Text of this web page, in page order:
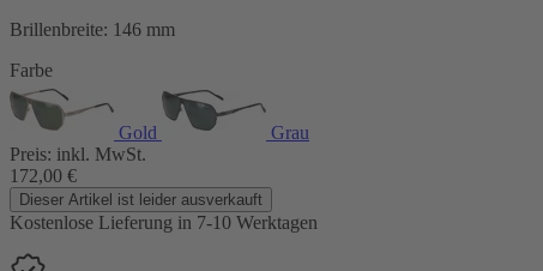
Brillenbreite: 146 mm
Farbe
Gold
Grau
Preis: inkl. MwSt.
172,00 €
Dieser Artikel ist leider ausverkauft
Kostenlose Lieferung in 7-10 Werktagen